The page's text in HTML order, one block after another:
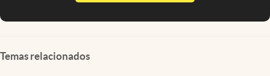
Temas relacionados